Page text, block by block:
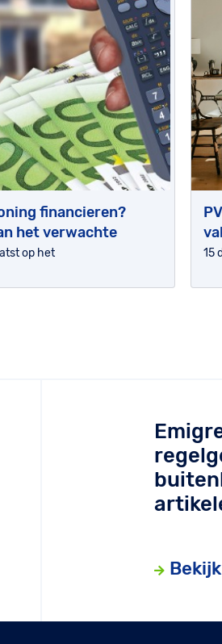
financieren?
het verwachte
op het 15